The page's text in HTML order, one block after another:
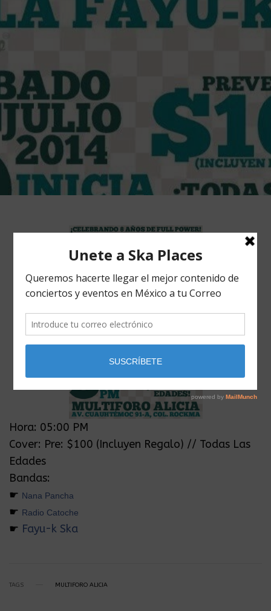
Hora: 05:00 PM
Cover: Pre: $100 (Incluyen Regalo) // Todas Las
Edades
Bandas:
☛ Nana Pancha
☛ Radio Catoche
☛ Fayu-k Ska
TAGS MULTIFORO ALICIA